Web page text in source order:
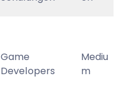
Game
Developers
Mediu
m